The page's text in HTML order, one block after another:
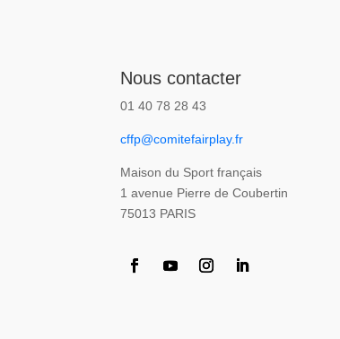
Nous contacter
01 40 78 28 43
cffp@comitefairplay.fr
Maison du Sport français
1 avenue Pierre de Coubertin
75013 PARIS